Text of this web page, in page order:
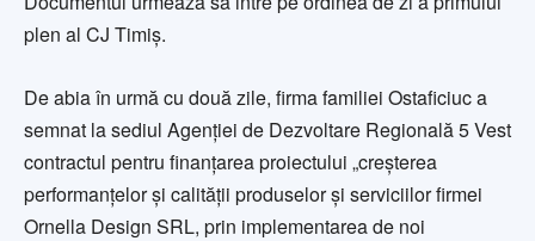
plen al CJ Timiş.
De abia în urmă cu două zile, firma familiei Ostaficiuc a
semnat la sediul Agenţiei de Dezvoltare Regională 5 Vest
contractul pentru finanţarea proiectului „creşterea
performanţelor şi calităţii produselor şi serviciilor firmei
Ornella Design SRL, prin implementarea de noi